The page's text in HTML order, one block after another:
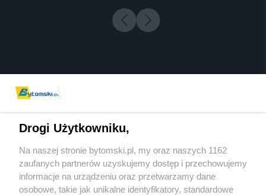
Wydawca mediów lokalnych
Drogi Użytkowniku,
Na naszej stronie bytomski.pl, my oraz naszych 1162
zaufanych partnerów uzyskujemy dostęp i przechowujemy
informacje na urządzeniu oraz przetwarzamy dane
osobowe, takie jak unikalne identyfikatory, standardowe